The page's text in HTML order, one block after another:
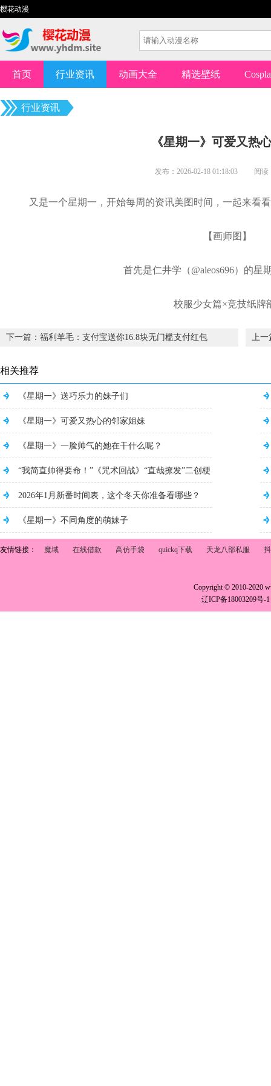
樱花动漫
首页 行业资讯 动画大全 精选壁纸
行业资讯
《星期一》可爱又热
发布：2026-02-18 01:18:03 阅
又是一个星期一，开始每周的资讯美图时间，一起来看
【画师图】
首先是仁井学（@aleos696）的星
校服少女篇×竞技纸牌
下一篇：福利羊毛：支付宝送你16.8块无门槛支付红包 上一
相关推荐
《星期一》送巧乐力的妹子们
《星期一》可爱又热心的邻家姐妹
《星期一》一脸帅气的她在干什么呢？
“我简直帅得要命！”《咒术回战》“直哉撩发”二创梗
图刷屏中，网友们真是太有才了...
2026年1月新番时间表，这个冬天你准备看哪些？
《星期一》不同角度的萌妹子
友情链接： 魔域 在线借款 高仿手袋 quickq下载 天龙八部私服
Copyright © 2010-2020
辽ICP备18003209号-